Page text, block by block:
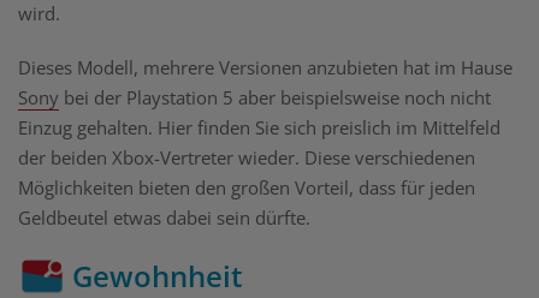
wird.
Dieses Modell, mehrere Versionen anzubieten hat im Hause
Sony bei der Playstation 5 aber beispielsweise noch nicht
Einzug gehalten. Hier finden Sie sich preislich im Mittelfeld
der beiden Xbox-Vertreter wieder. Diese verschiedenen
Möglichkeiten bieten den großen Vorteil, dass für jeden
Geldbeutel etwas dabei sein dürfte.
Gewohnheit